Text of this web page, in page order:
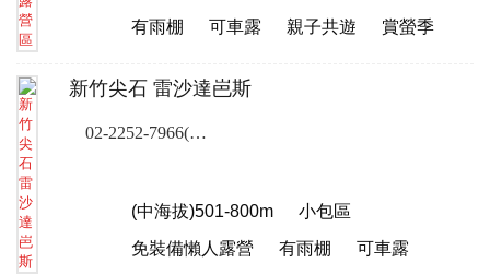
有雨棚
可車露 親子共遊 賞螢季
新竹尖石 雷沙達岜斯
02-2252-7966(露營樂客服專線)
(中海拔)501-800m
小包區
免裝備懶人露營
有雨棚
可車露